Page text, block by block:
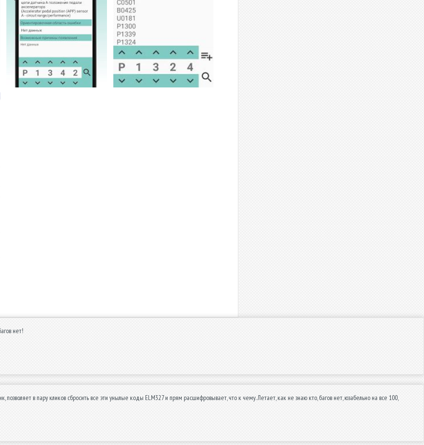
нет!
позволяет в пару кликов сбросить все эти унылые коды ELM327 и прям расшифровывает, что к чему. Летает, как не знаю кто, багов нет, юзабельно на все 100,